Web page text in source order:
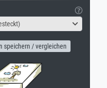
speichern / vergleichen